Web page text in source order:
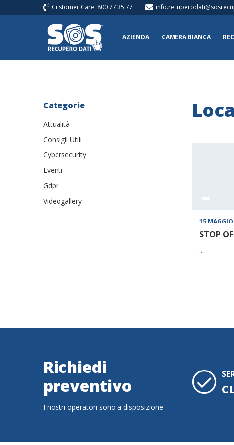
Customer Care: 800 77 35 77
AZIENDA CAMERA BIANCA
Categorie
Attualità
Consigli Utili
Cybersecurity
Eventi
Gdpr
Videogallery
15
STOP
...
Richiedi
preventivo
I nostri operatori sono a disposizione